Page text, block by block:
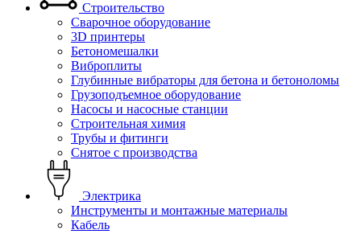
Строительство
Сварочное оборудование
3D принтеры
Бетономешалки
Виброплиты
Глубинные вибраторы для бетона и бетоноломы
Грузоподъемное оборудование
Насосы и насосные станции
Строительная химия
Трубы и фитинги
Снятое с производства
Электрика
Инструменты и монтажные материалы
Кабель